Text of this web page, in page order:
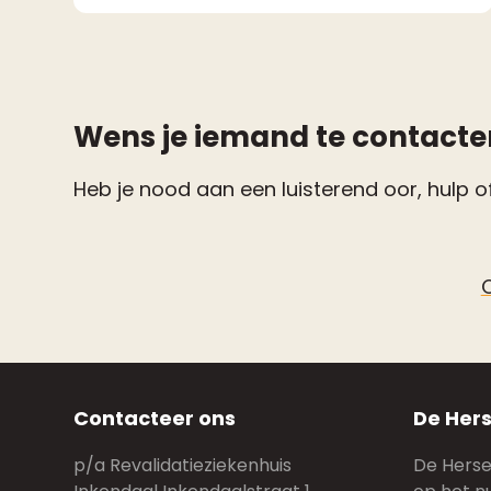
Wens je iemand te
Heb je nood aan een luisterend oor, hulp
Contacteer ons
p/a Revalidatieziekenhuis
De
De